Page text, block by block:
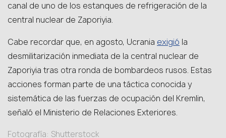
canal de uno de los estanques de refrigeración de la
central nuclear de Zaporiyia.
Cabe recordar que, en agosto, Ucrania exigió la
desmilitarización inmediata de la central nuclear de
Zaporiyia tras otra ronda de bombardeos rusos. Estas
acciones forman parte de una táctica conocida y
sistemática de las fuerzas de ocupación del Kremlin,
señaló el Ministerio de Relaciones Exteriores.
Fotografía: Shutterstock